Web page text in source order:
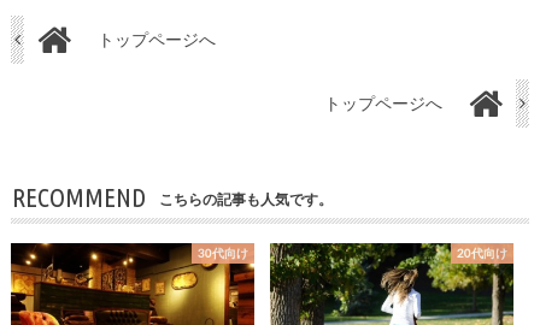
トップページへ
トップページへ
RECOMMEND こちらの記事も人気です。
30代向け 20代向け